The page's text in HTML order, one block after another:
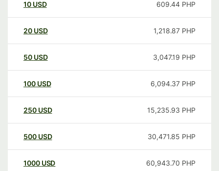
10 USD 609.44 PHP
20 USD 1,218.87 PHP
50 USD 3,047.19 PHP
100 USD 6,094.37 PHP
250 USD 15,235.93 PHP
500 USD 30,471.85 PHP
1000 USD 60,943.70 PHP